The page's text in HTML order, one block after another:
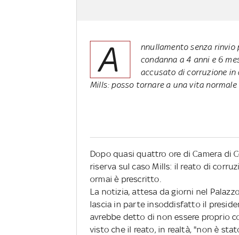
A
nnullamento senza rinvio
condanna a 4 anni e 6
accusato di corruzione
Mills: posso tornare a una vita normale
Dopo quasi quattro ore di Camera di
riserva sul caso Mills: il reato di
ormai è prescritto.
La notizia, attesa da giorni nel
lascia in parte insoddisfatto il
avrebbe detto di non essere proprio
visto che il reato, in realtà, "non è